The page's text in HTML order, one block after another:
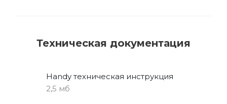
Техническая документация
Handy техническая инструкция
2,5 мб